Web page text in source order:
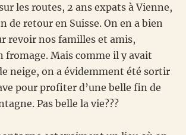
les routes, 2 ans expats à Vienne,
de retour en Suisse. On en a bien
revoir nos familles et amis,
fromage. Mais comme il y avait
neige, on a évidemment été sortir
pour profiter d’une belle fin de
Pas belle la vie???